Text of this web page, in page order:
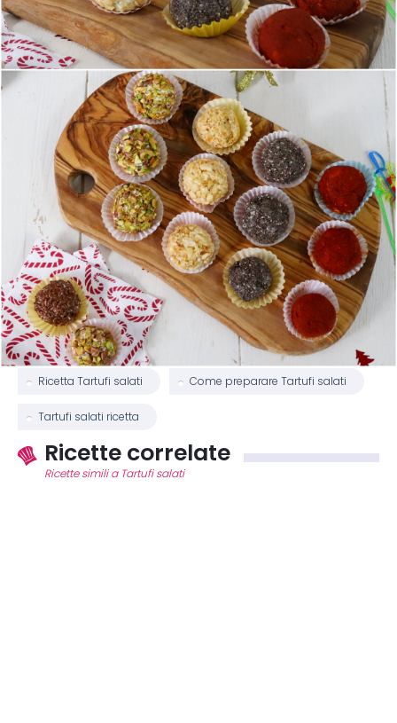
Ricetta Tartufi salati Come preparare Tartufi salati
Tartufi salati ricetta
Ricette correlate
Ricette simili a Tartufi salati